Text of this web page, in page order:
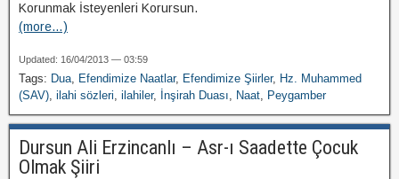
Korunmak İsteyenleri Korursun.
(more…)
Updated: 16/04/2013 — 03:59
Tags: Dua, Efendimize Naatlar, Efendimize Şiirler, Hz. Muhammed
(SAV), ilahi sözleri, ilahiler, İnşirah Duası, Naat, Peygamber
Dursun Ali Erzincanlı – Asr-ı Saadette Çocuk
Olmak Şiiri